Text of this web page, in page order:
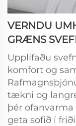
VERNDU
GRÆNS
Upplifaðu
komfort og
tækni og
þér
geta sofið í